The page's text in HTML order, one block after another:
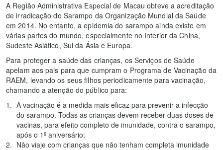
A Região Administrativa Especial de Macau obteve a acreditação
de irradicação do Sarampo da Organização Mundial da Saúde
em 2014. No entanto, a epidemia do sarampo ainda existe em
várias partes do mundo, especialmente no Interior da China,
Sudeste Asiático, Sul da Ásia e Europa.
Para proteger a saúde das crianças, os Serviços de Saúde
apelam aos pais para que cumpram o Programa de Vacinação da
RAEM, levando os seus filhos periodicamente para vacinação,
chamando a atenção do público para:
A vacinação é a medida mais eficaz para prevenir a infecção
do sarampo. Todas as crianças devem receber duas doses de
vacinas, para efeito completo de imunidade, contra o sarampo,
após o 1º aniversário;
Não viaje com crianças que não tenham completa imunidade